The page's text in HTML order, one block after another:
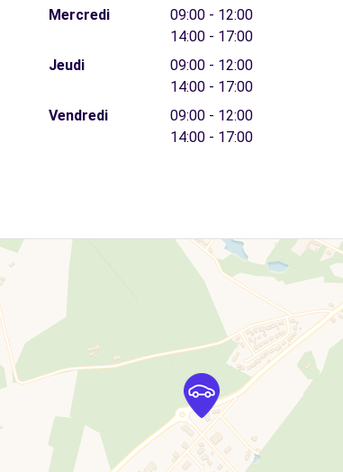
Mercredi
09:00 - 12:00
14:00 - 17:00
Jeudi
09:00 - 12:00
14:00 - 17:00
Vendredi
09:00 - 12:00
14:00 - 17:00